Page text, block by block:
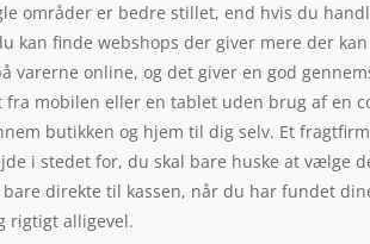
områder er bedre stillet, end hvis du
kan finde webshops der giver mere der
varerne online, og det giver en god
mobilen eller en tablet uden brug af en
butikken og hjem til dig selv. Et
i stedet for, du skal bare huske at vælge
direkte til kassen, når du har fundet
rigtigt alligevel.